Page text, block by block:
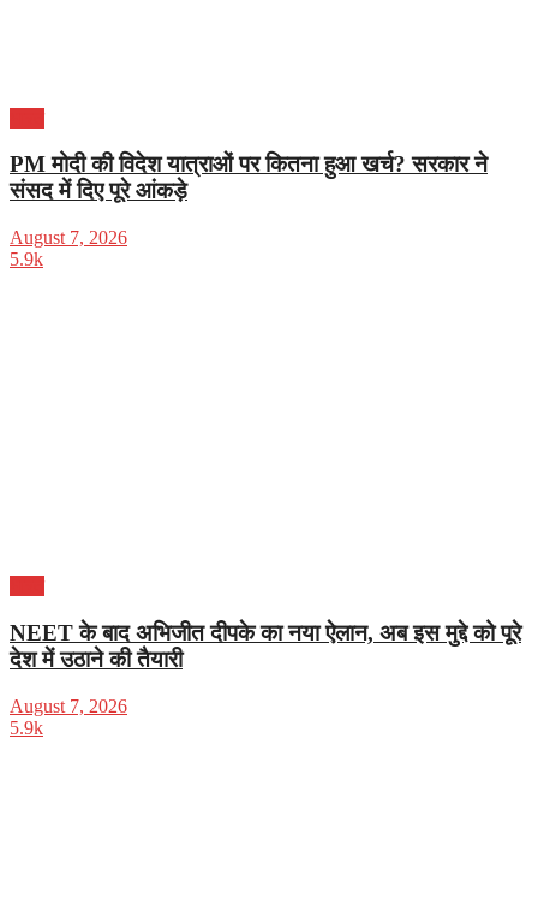
PM मोदी की विदेश यात्राओं पर कितना हुआ खर्च? सरकार ने
संसद में दिए पूरे आंकड़े
August 7, 2026
5.9k
NEET के बाद अभिजीत दीपके का नया ऐलान, अब इस मुद्दे को पूरे
देश में उठाने की तैयारी
August 7, 2026
5.9k